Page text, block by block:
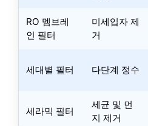
RO 멤브레
인 필터
미세입자 제
거
세대별 필터 다단계 정수
세라믹 필터
세균 및 먼
지 제거